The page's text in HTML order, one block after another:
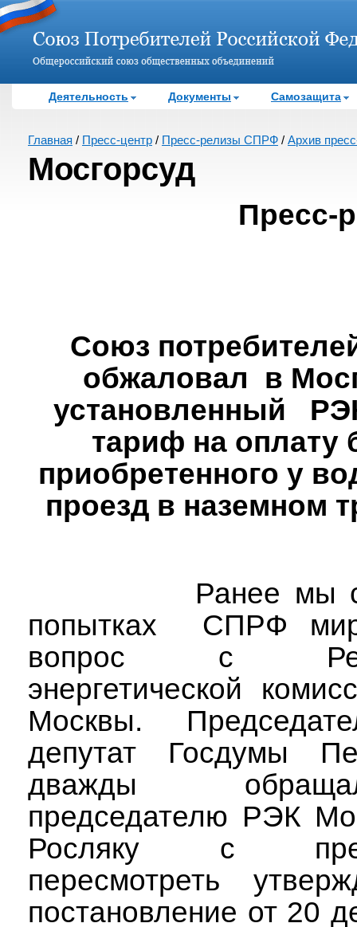
Деятельность Документы Самозащита
Главная / Пресс-центр / Пресс-релизы СПРФ / Архив
Мосгорсуд
Пресс-
Союз
обжаловал
в
установленный
тариф на оплату
приобретенного у
проезд в наземном
Ранее мы
попытках
СПРФ
вопрос с
энергетической
Москвы.
депутат Госдумы
дважды
председателю РЭК
Росляку с
пересмотреть
постановление от 20